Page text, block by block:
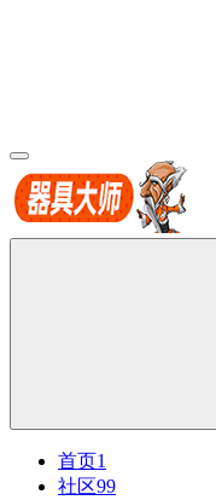
首页1
社区99